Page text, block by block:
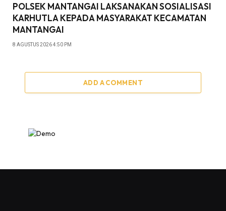
POLSEK MANTANGAI LAKSANAKAN SOSIALISASI
KARHUTLA KEPADA MASYARAKAT KECAMATAN
MANTANGAI
8 AGUSTUS 2026 4:50 PM
ADD A COMMENT